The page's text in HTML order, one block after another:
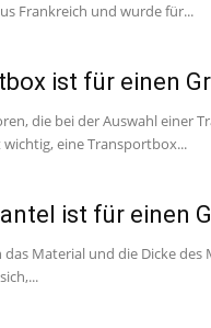
Frankreich und wurde für...
ist für einen
die bei der Auswahl einer
wichtig, eine Transportbox...
ist für einen
das Material und die Dicke